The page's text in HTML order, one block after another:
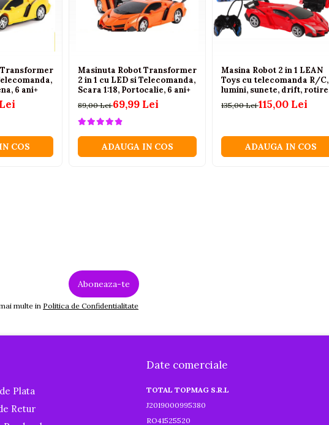
6 ani+
COS
Masinuta Robot Transformer
2 in 1 cu LED si Telecomanda,
Scara 1:18, Portocalie, 6 ani+
89,00 Lei69,99 Lei
ADAUGA IN COS
Masina Robot 2 in 1 LEAN
Toys cu telecomanda R/C,
lumini, sunete, drift, rotire
360°, Rosu, 6 ani+
135,00 Lei115,00 Lei
ADAUGA IN COS
multe in Politica de Confidentialitate
Plata
Retur
Date comerciale
TOTAL TOPMAG S.R.L
J2019000995380
RO41525520